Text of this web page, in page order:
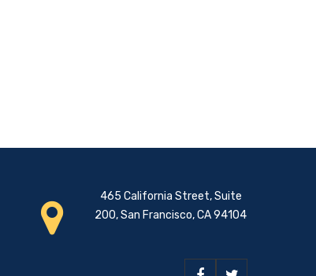
465 California Street, Suite
200, San Francisco, CA 94104